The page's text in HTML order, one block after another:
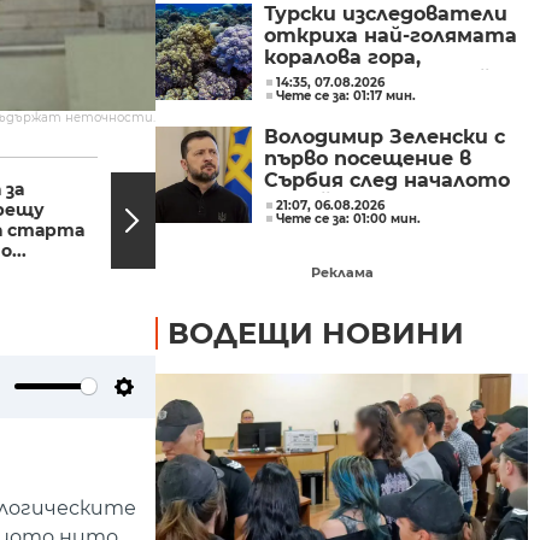
неточности.
старта
23:32, 20.05.2023
Весела Димитрова:
Положихме много
труд, много съм
Settings
Турски изследователи
откриха най-голямата
коралова гора,
установявана в Егейско
море
14:35, 07.08.2026
Чете се за: 01:17 мин.
Володимир Зеленски с
първо посещение в
Сърбия след началото
на войната
21:07, 06.08.2026
Чете се за: 01:00 мин.
Реклама
ВОДЕЩИ НОВИНИ